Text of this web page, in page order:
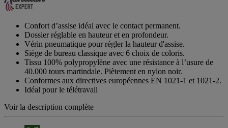
Confort d’assise idéal avec le contact permanent.
Dossier réglable en hauteur et en profondeur.
Vérin pneumatique pour régler la hauteur d'assise.
Siège de bureau classique avec 6 choix de coloris.
Tissu 100% polypropylène avec une résistance à l’usure de
40.000 tours martindale. Piètement en nylon noir.
Conformes aux directives européennes EN 1021-1 et 1021-2.
Idéal pour le télétravail
Voir la description complète